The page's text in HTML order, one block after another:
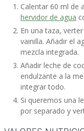
Calentar 60 ml de
hervidor de agua
En una taza,
vainilla. Añadir el
mezcla integrada.
Añadir leche de
endulzante a la
integrar todo.
Si queremos una
por separado y